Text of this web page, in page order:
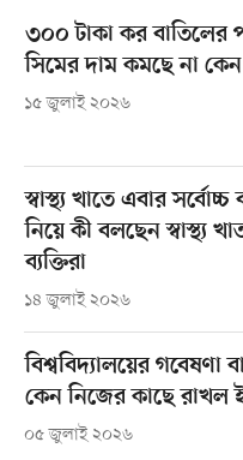
৩০০ টাকা কর বাতিলের
সিমের দাম কমছে না কেন
১৫ জুলাই ২০২৬
স্বাস্থ্য খাতে এবার সর্বোচ্চ
নিয়ে কী বলছেন স্বাস্থ্য
ব্যক্তিরা
১৪ জুলাই ২০২৬
বিশ্ববিদ্যালয়ের গবেষণা
কেন নিজের কাছে রাখল
০৫ জুলাই ২০২৬